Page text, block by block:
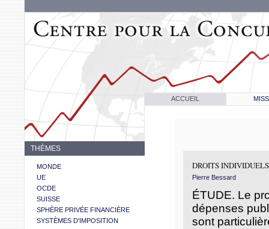
ACCUEIL
THÈMES
MONDE
UE
OCDE
SUISSE
SPHÈRE PRIVÉE FINANCIÈRE
SYSTÈMES D'IMPOSITION
DROITS
Pierre Bessard
ÉTUDE. Le
dépenses
sont